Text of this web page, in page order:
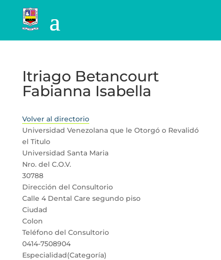
Itriago Betancourt
Fabianna Isabella
Volver al directorio
Universidad Venezolana que le Otorgó o Revalidó
el Titulo
Universidad Santa Maria
Nro. del C.O.V.
30788
Dirección del Consultorio
Calle 4 Dental Care segundo piso
Ciudad
Colon
Teléfono del Consultorio
0414-7508904
Especialidad(Categoría)